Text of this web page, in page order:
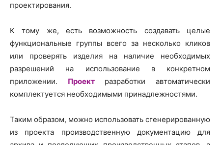
проектирования.
К тому же, есть возможность создавать целые
функциональные группы всего за несколько кликов
или проверять изделия на наличие необходимых
разрешений на использование в конкретном
приложении. Проектразработки автоматически
комплектуется необходимыми принадлежностями.
Таким образом, можно использовать сгенерированную
из проекта производственную документацию для